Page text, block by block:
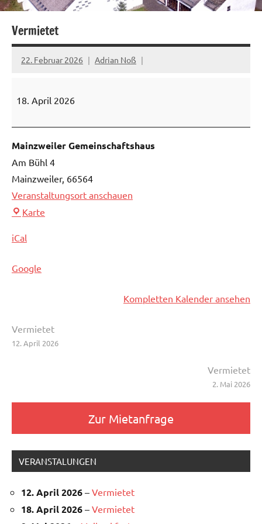
Vermietet
22. Februar 2026 Adrian Noß
18. April 2026
Mainzweiler Gemeinschaftshaus
Am Bühl 4
Mainzweiler, 66564
Veranstaltungsort anschauen
Karte
iCal
Google
Kompletten Kalender ansehen
Beitragsnavigation
Vermietet
12. April 2026
Vermietet
2. Mai 2026
Zur Mietanfrage
VERANSTALUNGEN
12. April 2026 – Vermietet
18. April 2026 – Vermietet